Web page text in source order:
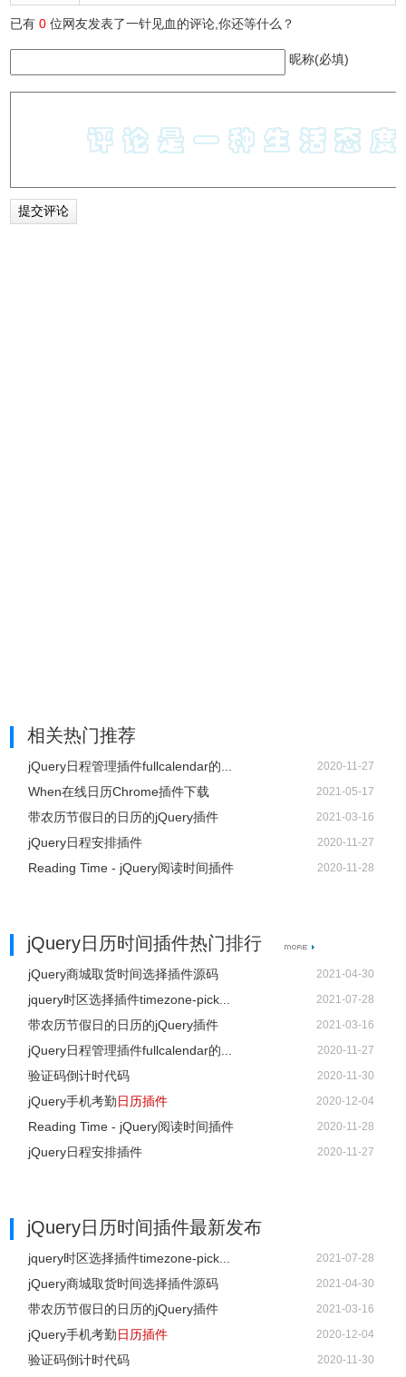
已有0 位网友发表了一针见血的评论,你还等什么？
昵称(必填)
相关热门推荐
jQuery日程管理插件fullcalendar的... 2020-11-27
When在线日历Chrome插件下载 2021-05-17
带农历节假日的日历的jQuery插件 2021-03-16
jQuery日程安排插件 2020-11-27
Reading Time - jQuery阅读时间插件 2020-11-28
jQuery日历时间插件热门排行
jQuery商城取货时间选择插件源码 2021-04-30
jquery时区选择插件timezone-pick... 2021-07-28
带农历节假日的日历的jQuery插件 2021-03-16
jQuery日程管理插件fullcalendar的... 2020-11-27
验证码倒计时代码 2020-11-30
jQuery手机考勤日历插件 2020-12-04
Reading Time - jQuery阅读时间插件 2020-11-28
jQuery日程安排插件 2020-11-27
jQuery日历时间插件最新发布
jquery时区选择插件timezone-pick... 2021-07-28
jQuery商城取货时间选择插件源码 2021-04-30
带农历节假日的日历的jQuery插件 2021-03-16
jQuery手机考勤日历插件 2020-12-04
验证码倒计时代码 2020-11-30